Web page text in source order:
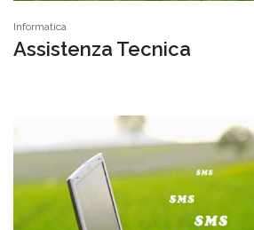
Informatica
Assistenza Tecnica